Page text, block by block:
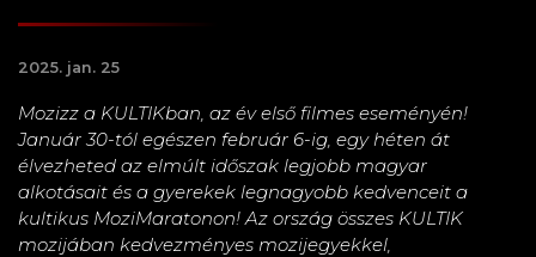
2025. jan. 25
Mozizz a KULTIKban, az év első filmes eseményén!
Január 30-tól egészen február 6-ig, egy héten át
élvezheted az elmúlt időszak legjobb magyar
alkotásait és a gyerekek legnagyobb kedvenceit a
kultikus MoziMaratonon! Az ország összes KULTIK
mozijában kedvezményes mozijegyekkel,